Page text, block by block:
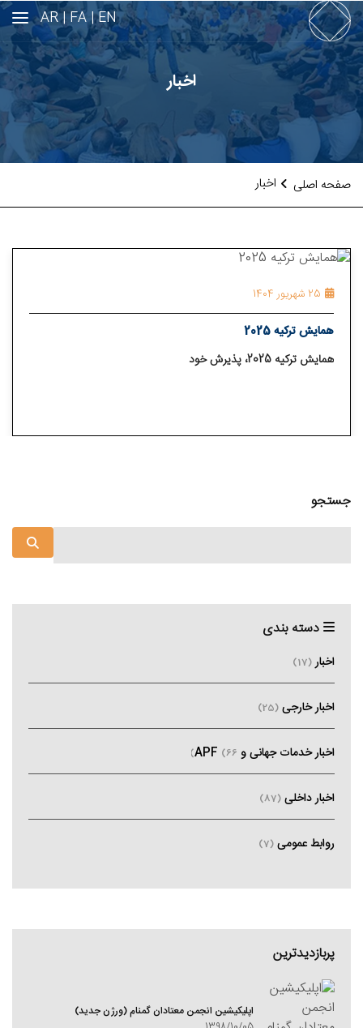
EN |
FA |
AR
اخبار
صفحه اصلی اخبار
25 شهریور 1404
همایش ترکیه 2025
همایش ترکیه 2025، پذیرش خود
جستجو
دسته بندی
اخبار(17)
اخبار خارجی (25)
اخبار خدمات جهانی و APF (66)
اخبار داخلی (87)
روابط عمومی (7)
پربازدیدترین
اپلیکیشین انجمن معتادان گمنام (ورژن جدید)